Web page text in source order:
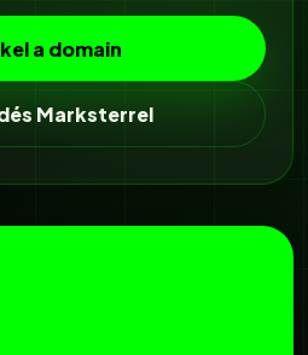
a domain
Marksterrel